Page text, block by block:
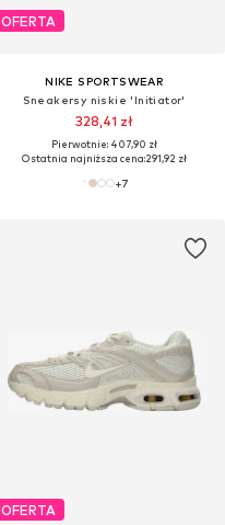
OFERTA
NIKE SPORTSWEAR
Sneakersy niskie 'Initiator'
328,41 zł
Pierwotnie: 407,90 zł
Ostatnia najniższa cena:291,92 zł
+7
OFERTA